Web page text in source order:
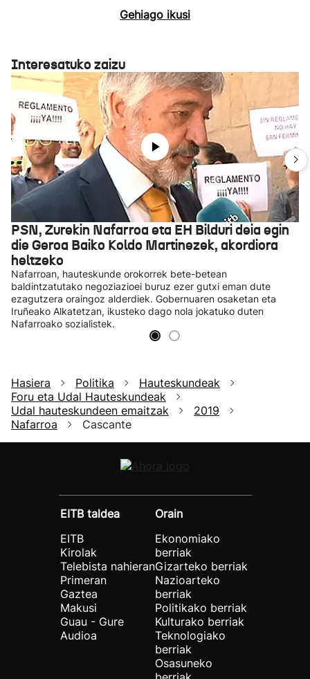
Gehiago ikusi
Interesatuko zaizu
PSN, Zurekin Nafarroa eta EH Bilduri deia egin
die Geroa Baiko Koldo Martinezek, akordiora
heltzeko
Nafarroan, hauteskunde orokorrek bete-betean
baldintzatutako negoziazioei buruz ezer gutxi eman dute
ezagutzera oraingoz alderdiek. Gobernuaren osaketan eta
Iruñeako Alkatetzan, ikusteko dago nola jokatuko duten
Nafarroako sozialistek.
Hasiera Politika
Hauteskundeak
Foru eta Udal Hauteskundeak
Udal hauteskundeen emaitzak
2019
Nafarroa
Cascante
EITB taldea
EITB
Kirolak
Telebista nahieran
Primeran
Gaztea
Makusi
Guau - Gure
Audioa
Orain
Ekonomiako
berriak
Gizarteko berriak
Nazioarteko
berriak
Politikako berriak
Kulturako berriak
Teknologiako
berriak
Osasuneko